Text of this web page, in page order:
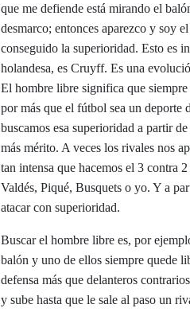
que me defiende está mirando el
desmarco; entonces aparezco y soy
conseguido la superioridad. Esto es
holandesa, es Cruyff. Es una
El hombre libre significa que
por más que el fútbol sea un deporte
buscamos esa superioridad a partir
más mérito. A veces los rivales nos
tan intensa que hacemos el 3 contra
Valdés, Piqué, Busquets o yo. Y a
atacar con superioridad.
Buscar el hombre libre es, por
balón y uno de ellos siempre quede
defensa más que delanteros
y sube hasta que le sale al paso un